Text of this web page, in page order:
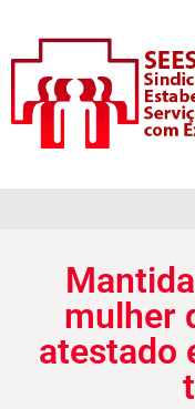
mulher
atestado